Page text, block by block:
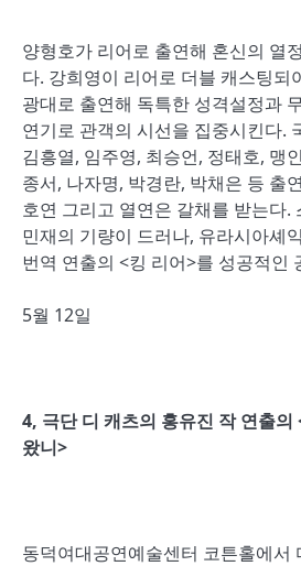
양형호가 리어로 출연해 혼신의 열
다. 강희영이 리어로 더블 캐스팅되
광대로 출연해 독특한 성격설정과
연기로 관객의 시선을 집중시킨다.
김흥열, 임주영, 최승언, 정태호, 맹
종서, 나자명, 박경란, 박채은 등 출
호연 그리고 열연은 갈채를 받는다.
민재의 기량이 드러나, 유라시아셰
번역 연출의 <킹 리어>를 성공적인
5월 12일
4, 극단 디 캐츠의 홍유진 작 연출의
왔니>
동덕여대공연예술센터 코튼홀에서